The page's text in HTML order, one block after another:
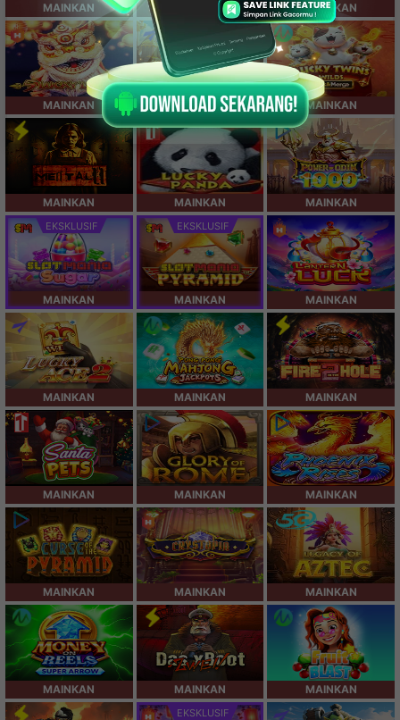
MAINKAN MAINKAN MAINKAN
MAINKAN MAINKAN MAINKAN
MAINKAN MAINKAN MAINKAN
EKSKLUSIF
MAINKAN
EKSKLUSIF
MAINKAN MAINKAN
MAINKAN MAINKAN MAINKAN
MAINKAN MAINKAN MAINKAN
MAINKAN MAINKAN MAINKAN
MAINKAN MAINKAN MAINKAN
EKSKLUSIF